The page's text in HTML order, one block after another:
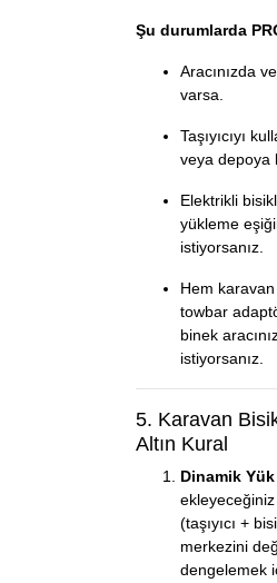
Şu durumlarda
Aracınızda
varsa.
Taşıyıcıyı
veya depoya
Elektrikli
yükleme
istiyorsanız.
Hem
towbar
binek
istiyorsanız.
5. Karavan
Altın Kural
Dinamik Yük
ekleyeceğiniz
(taşıyıcı +
merkezini
dengelemek